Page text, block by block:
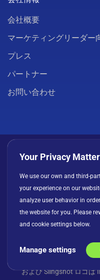
会社概要
マーケティングリーダー
プレス
パートナー
お問い合わせ
ライセンス契約
© Copyright 2026
および Slingshot ロゴは
Your Privacy
We use our own and third-
your experience on our
analyze user behavior in
the website for you. Please
and cookie settings below.
Manage settings